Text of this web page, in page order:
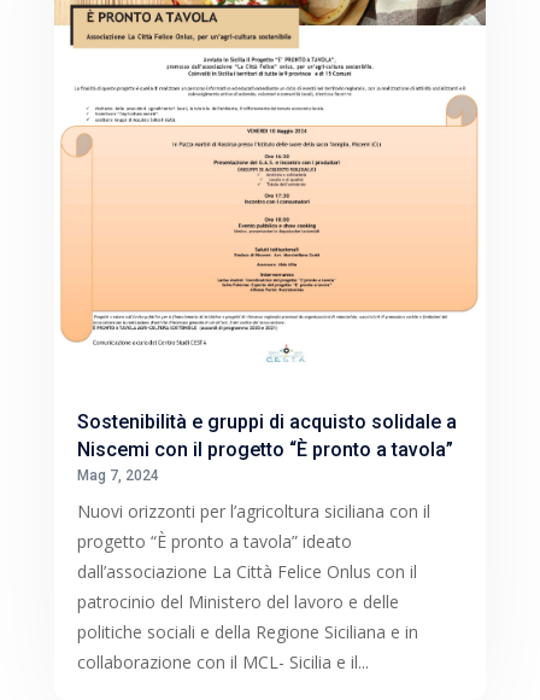
Sostenibilità e gruppi di acquisto solidale a
Niscemi con il progetto “È pronto a tavola”
Mag 7, 2024
Nuovi orizzonti per l’agricoltura siciliana con il
progetto “È pronto a tavola” ideato
dall’associazione La Città Felice Onlus con il
patrocinio del Ministero del lavoro e delle
politiche sociali e della Regione Siciliana e in
collaborazione con il MCL- Sicilia e il...